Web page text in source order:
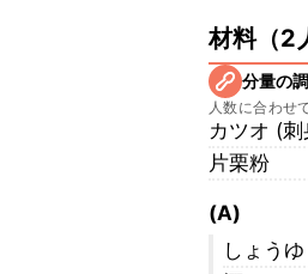
材料（2
分量の
人数に合わせ
カツオ (
片栗粉
(A)
しょうゆ